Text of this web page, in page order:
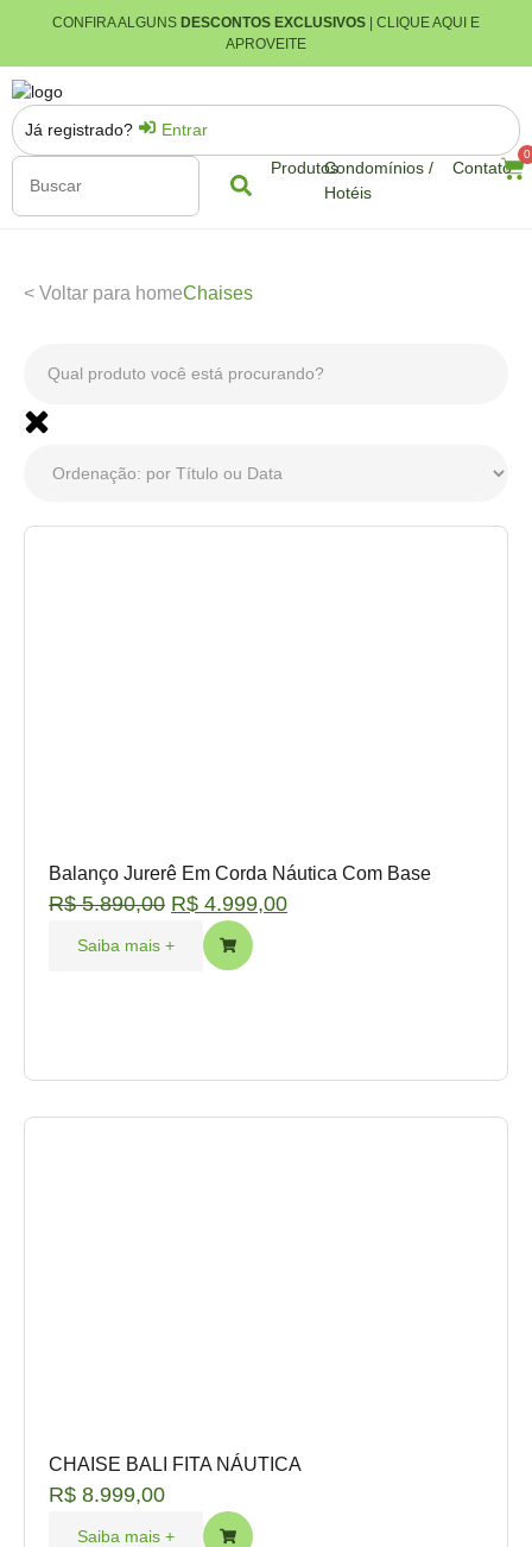
CONFIRA ALGUNS DESCONTOS EXCLUSIVOS | CLIQUE AQUI E
APROVEITE
ProdutosCondomínios /
Hotéis
Contato
0
Já registrado? Entrar
< Voltar para homeChaises
Balanço Jurerê Em Corda Náutica Com Base
R$5.890,00 R$ 4.999,00
Saiba mais +
CHAISE BALI FITA NÁUTICA
R$ 8.999,00
Saiba mais +